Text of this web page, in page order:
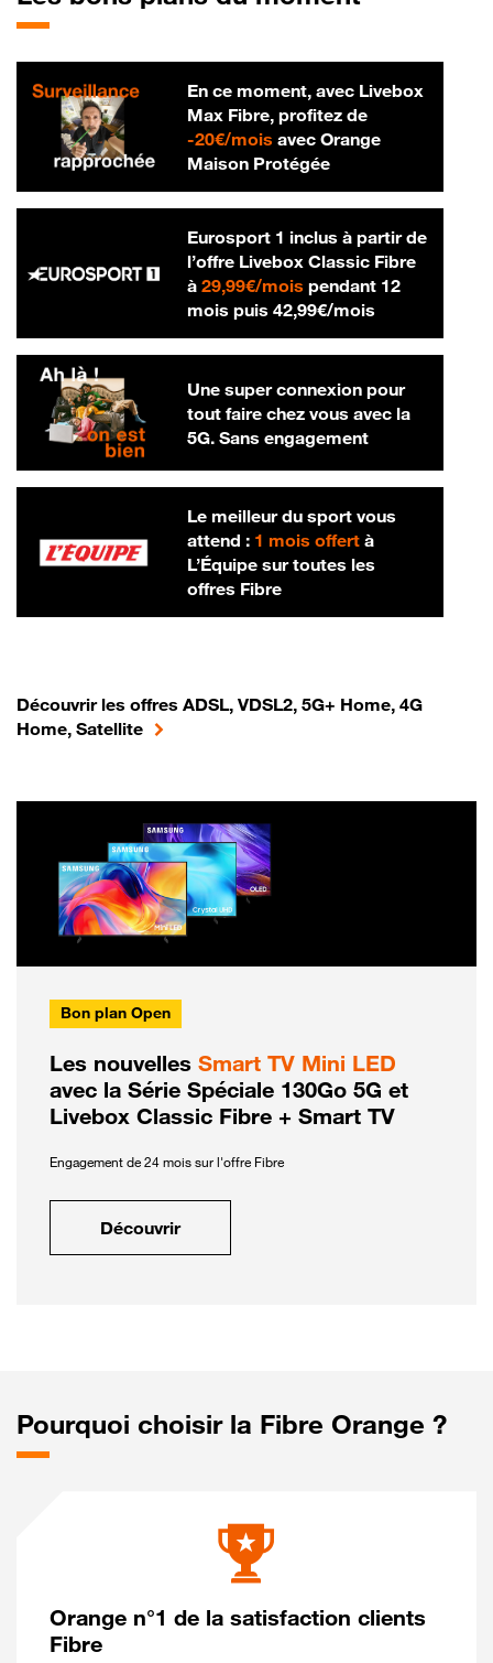
En ce moment, avec Livebox
Max Fibre, profitez de
-20€/mois20 € par mois
avec Orange
Maison Protégée
Eurosport 1 inclus à partir de
l’offre Livebox Classic Fibre
à 29,99€/mois29,99 € par mois
pendant 12
mois puis 42,99€/mois42,99 € par
Une super connexion pour
tout faire chez vous avec la
5G. Sans engagement
Le meilleur du sport vous
attend : 1 mois offertà
L’Équipe sur toutes les
offres Fibre
Découvrir les offres ADSL, VDSL2, 5G+ Home, 4G
Home, Satellite
Bon plan Open
Les nouvelles Smart TV Mini LED
avec la Série Spéciale 130Go 5G et
Livebox Classic Fibre + Smart TV
Engagement de 24 mois sur l'offre Fibre
Découvrir
Pourquoi choisir la Fibre Orange ?
Orange n°1 de la satisfaction clients
Fibre